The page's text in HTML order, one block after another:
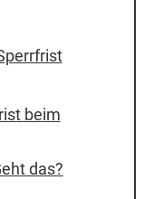
beim
das?